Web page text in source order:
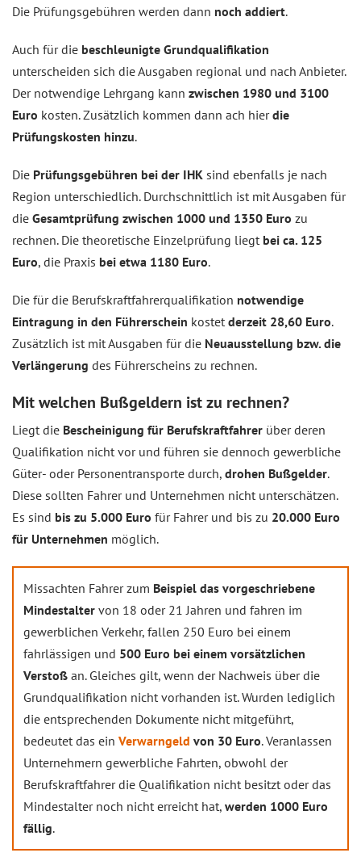
Die Prüfungsgebühren werden dann noch addiert.
Auch für die beschleunigte Grundqualifikation
unterscheiden sich die Ausgaben regional und nach Anbieter.
Der notwendige Lehrgang kann zwischen 1980 und 3100
Euro kosten. Zusätzlich kommen dann ach hierdie
Prüfungskosten hinzu.
Die Prüfungsgebühren bei der IHK sind ebenfalls je nach
Region unterschiedlich. Durchschnittlich ist mit Ausgaben für
die Gesamtprüfung zwischen 1000 und 1350 Euro zu
rechnen. Die theoretische Einzelprüfung liegt bei ca. 125
Euro, die Praxis bei etwa 1180 Euro.
Die für die Berufskraftfahrerqualifikation notwendige
Eintragung in den Führerschein kostet derzeit 28,60 Euro.
Zusätzlich ist mit Ausgaben für die Neuausstellung bzw. die
Verlängerung des Führerscheins zu rechnen.
Mit welchen Bußgeldern ist zu rechnen?
Liegt die Bescheinigung für Berufskraftfahrer über deren
Qualifikation nicht vor und führen sie dennoch gewerbliche
Güter- oder Personentransporte durch, drohen Bußgelder.
Diese sollten Fahrer und Unternehmen nicht unterschätzen.
Es sind bis zu 5.000 Euro für Fahrer und bis zu 20.000 Euro
für Unternehmen möglich.
Missachten Fahrer zum Beispiel das vorgeschriebene
Mindestalter von 18 oder 21 Jahren und fahren im
gewerblichen Verkehr, fallen 250 Euro bei einem
fahrlässigen und 500 Euro bei einem vorsätzlichen
Verstoß an. Gleiches gilt, wenn der Nachweis über die
Grundqualifikation nicht vorhanden ist. Wurden lediglich
die entsprechenden Dokumente nicht mitgeführt,
bedeutet das ein Verwarngeld von 30 Euro. Veranlassen
Unternehmern gewerbliche Fahrten, obwohl der
Berufskraftfahrer die Qualifikation nicht besitzt oder das
Mindestalter noch nicht erreicht hat, werden 1000 Euro
fällig.